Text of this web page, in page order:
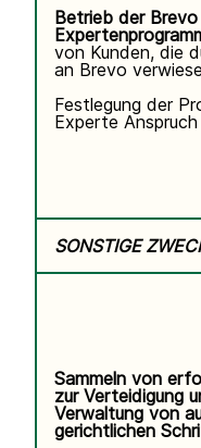
Betrieb der
von Kunden, die
an Brevo
Festlegung der
Experte
SONSTIGE
Sammeln von
zur Verteidigung
Verwaltung von
gerichtlichen